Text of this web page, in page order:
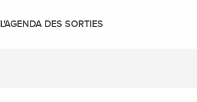
L'AGENDA DES SORTIES